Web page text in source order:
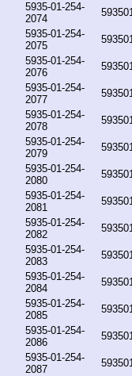
5935-01-254-
2074
5935-01-254-
2075
5935-01-254-
2076
5935-01-254-
2077
5935-01-254-
2078
5935-01-254-
2079
5935-01-254-
2080
5935-01-254-
2081
5935-01-254-
2082
5935-01-254-
2083
5935-01-254-
2084
5935-01-254-
2085
5935-01-254-
2086
5935-01-254-
2087